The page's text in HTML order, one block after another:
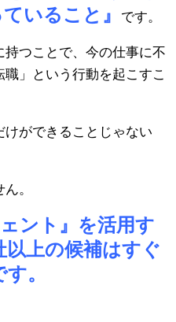
いること』
です。
つことで、今の仕事に不
」という行動を起こすこ
けができることじゃない
。
ェント』を活用す
上の候補はすぐ
。